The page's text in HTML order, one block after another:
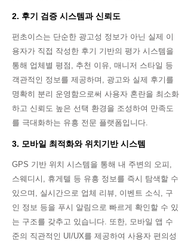
2. 후기 검증 시스템과 신뢰도
펀초이스는 단순한 광고성 정보가 아닌 실제 이
용자가 직접 작성한 후기 기반의 평가 시스템을
통해 업체별 평점, 추천 이유, 매니저 스타일 등
객관적인 정보를 제공하며, 광고와 실제 후기를
명확히 분리 운영함으로써 사용자 혼란을 최소화
하고 신뢰도 높은 선택 환경을 조성하여 만족도
를 극대화하는 유흥 전문 플랫폼입니다.
3. 모바일 최적화와 위치기반 시스템
GPS 기반 위치 시스템을 통해 내 주변의 오피,
스웨디시, 휴게텔 등 유흥 정보를 즉시 탐색할 수
있으며, 실시간으로 업체 리뷰, 이벤트 소식, 구
인 정보 등을 푸시 알림으로 빠르게 확인할 수 있
는 구조를 갖추고 있습니다. 또한, 모바일 앱 수
준의 직관적인 UI/UX를 제공하여 사용자 편의성